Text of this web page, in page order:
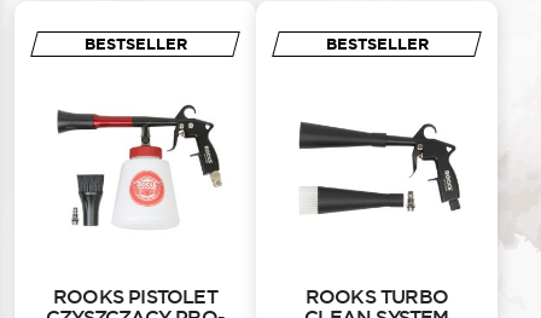
BESTSELLER
ROOKS PISTOLET
BESTSELLER
ROOKS TURBO